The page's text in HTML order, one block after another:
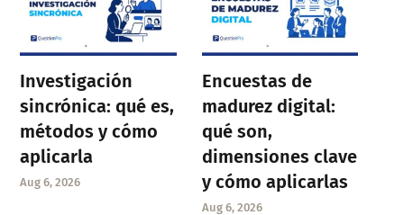
Investigación
sincrónica: qué es,
métodos y cómo
aplicarla
Aug 6, 2026
Encuestas de
madurez digital:
qué son,
dimensiones clave
y cómo aplicarlas
Aug 6, 2026